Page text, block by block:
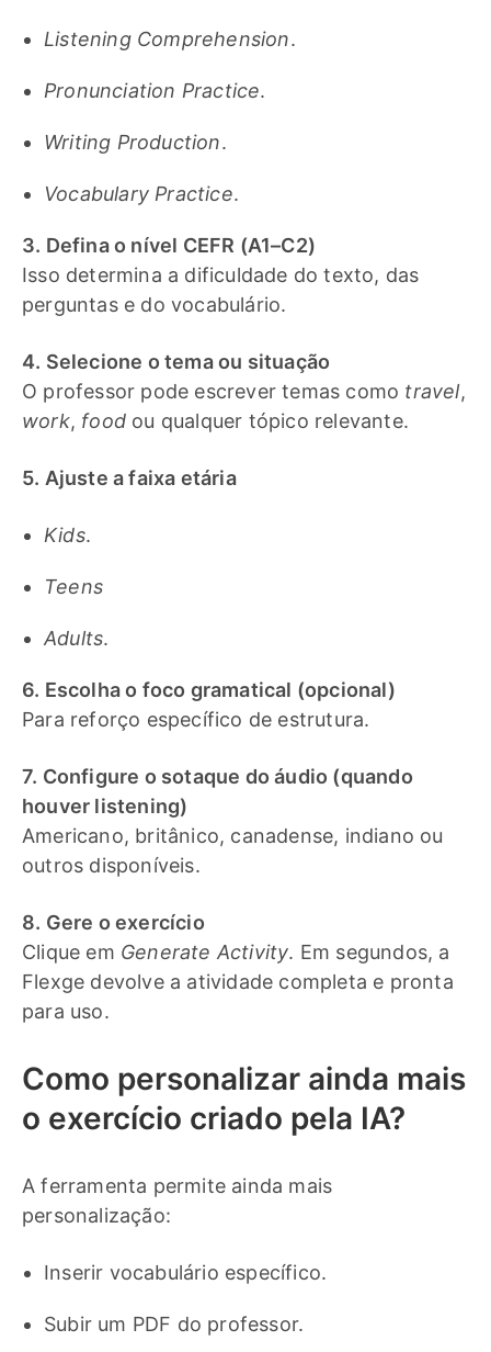
Listening Comprehension.
Pronunciation Practice.
Writing Production.
Vocabulary Practice.
3. Defina o nível CEFR (A1–C2)
Isso determina a dificuldade do texto, das
perguntas e do vocabulário.
4. Selecione o tema ou situação
O professor pode escrever temas como travel,
work, food ou qualquer tópico relevante.
5. Ajuste a faixa etária
Kids.
Teens
Adults.
6. Escolha o foco gramatical (opcional)
Para reforço específico de estrutura.
7. Configure o sotaque do áudio (quando
houver listening)
Americano, britânico, canadense, indiano ou
outros disponíveis.
8. Gere o exercício
Clique em Generate Activity. Em segundos, a
Flexge devolve a atividade completa e pronta
para uso.
Como personalizar ainda mais
o exercício criado pela IA?
A ferramenta permite ainda mais
personalização:
Inserir vocabulário específico.
Subir um PDF do professor.